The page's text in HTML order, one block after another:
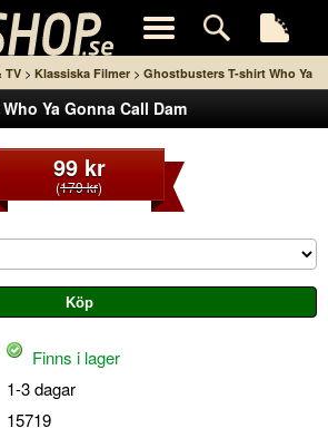
TV > Klassiska Filmer > Ghostbusters T-shirt Who Ya
Ya Gonna Call Dam
99 kr
(179 kr)
Finns i lager
1-3 dagar
15719